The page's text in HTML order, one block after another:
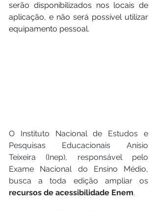
serão disponibilizados nos locais de
aplicação, e não será possível utilizar
equipamento pessoal.
O Instituto Nacional de Estudos e
Pesquisas Educacionais Anísio
Teixeira (Inep), responsável pelo
Exame Nacional do Ensino Médio,
recursos de acessibilidade Enem.